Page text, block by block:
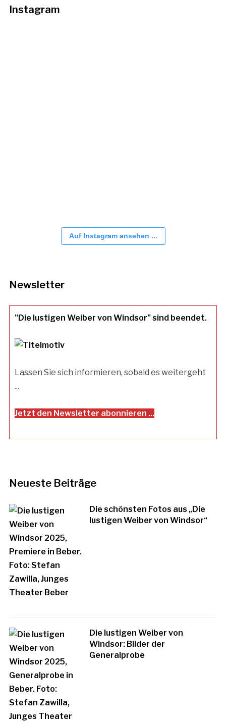
Instagram
Auf Instagram ansehen ...
Newsletter
"Die lustigen Weiber von Windsor" sind beendet.
Lassen Sie sich informieren, sobald es weitergeht
...
Jetzt den Newsletter abonnieren ...
Neueste Beiträge
Die schönsten Fotos aus „Die
lustigen Weiber von Windsor“
Die lustigen Weiber von
Windsor: Bilder der
Generalprobe